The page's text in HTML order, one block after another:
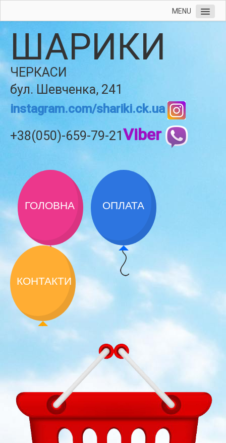
MENU
ШАРИКИ
ЧЕРКАСИ
бул. Шевченка, 241
instagram.com/shariki.ck.ua
+38(050)-659-79-21Viber
ГОЛОВНА ОПЛАТА
КОНТАКТИ